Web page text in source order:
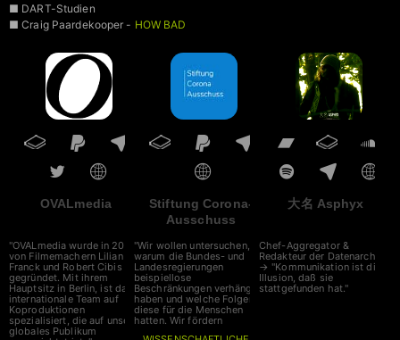
■ DART-Studien
■ Craig Paardekooper - HOW BAD
■ VAIDS
OVALmedia
"OVALmedia wurde in 2002
von Filmemachern Lilian
Franck und Robert Cibis
gegründet. Mit ihrem
Hauptsitz in Berlin, ist das
internationale Team auf
Koproduktionen
spezialisiert, die auf unser
globales Publikum
Stiftung Corona-
Ausschuss
"Wir wollen untersuchen,
warum die Bundes- und
Landesregierungen
beispiellose
Beschränkungen verhängt
haben und welche Folgen
diese für die Menschen
hatten. Wir fördern
大名 Asphyx
Chef-Aggregator &
Redakteur der Datenarche
→ "Kommunikation ist die
Illusion, daß sie
stattgefunden hat."